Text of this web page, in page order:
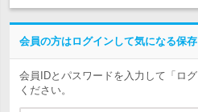
会員の方はログインして気になる保存
会員IDとパスワードを入力して「ロ
ください。